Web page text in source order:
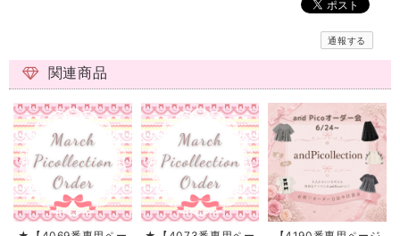
通報する
関連商品